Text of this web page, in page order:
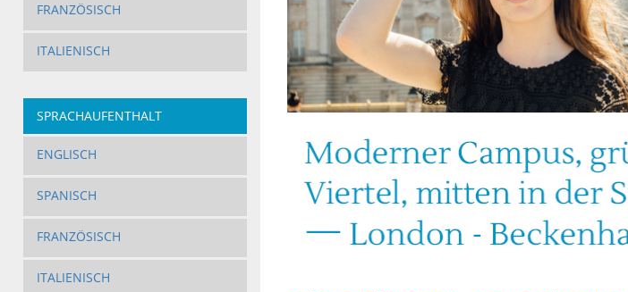
FRANZÖSISCH
ITALIENISCH
SPRACHAUFENTHALT
ERWACHSENE
ENGLISCH
SPANISCH
FRANZÖSISCH
ITALIENISCH